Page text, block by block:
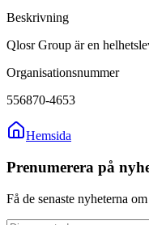
Beskrivning
Qlosr Group är en
Organisationsnummer
556870-4653
Hemsida
Prenumerera på
Få de senaste nyheterna